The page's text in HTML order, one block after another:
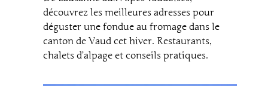
découvrez les meilleures adresses pour
déguster une fondue au fromage dans le
canton de Vaud cet hiver. Restaurants,
chalets d’alpage et conseils pratiques.